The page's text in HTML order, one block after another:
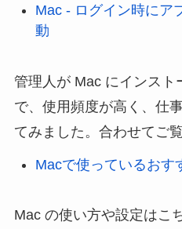
Mac - ログイン時にア
動
管理人が Mac にインスト
で、使用頻度が高く、仕
てみました。合わせてご
Macで使っているおす
Mac の使い方や設定はこ